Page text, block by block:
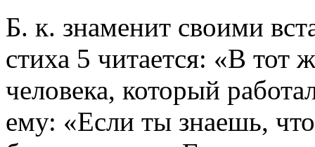
Б. к. знаменит своими
стиха 5 читается: «В тот
человека, который
ему: «Если ты знаешь,